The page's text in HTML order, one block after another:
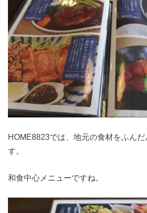
HOME8823では、地元の食材をふんだ
す。
和食中心メニューですね。